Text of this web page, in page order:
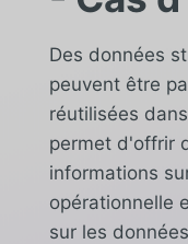
Des données
peuvent être
réutilisées
permet d'offrir
informations
opérationnelle
sur les